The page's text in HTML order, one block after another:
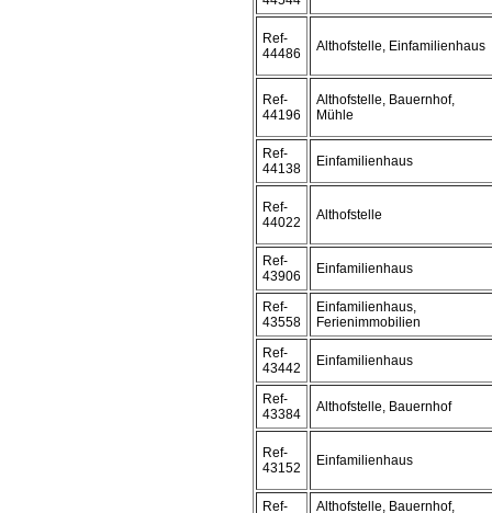
Ref-
44486
Althofstelle, Einfamilienhaus
Ref-
44196
Althofstelle, Bauernhof,
Mühle
Ref-
44138
Einfamilienhaus
Ref-
44022
Althofstelle
Ref-
43906
Einfamilienhaus
Ref-
43558
Einfamilienhaus,
Ferienimmobilien
Ref-
43442
Einfamilienhaus
Ref-
43384
Althofstelle, Bauernhof
Ref-
43152
Einfamilienhaus
Ref-
Althofstelle, Bauernhof,